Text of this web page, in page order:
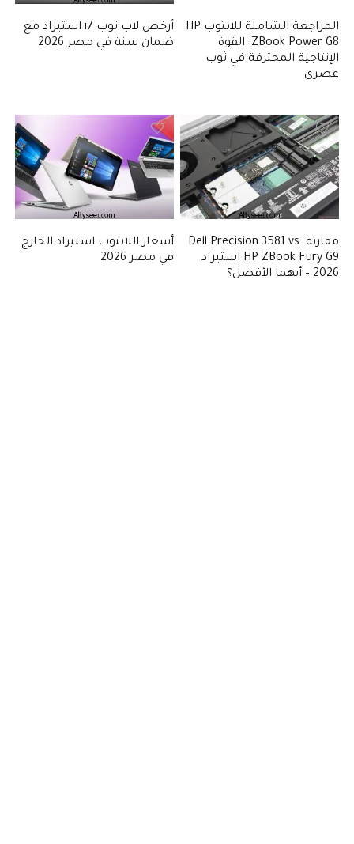
المراجعة الشاملة للابتوب HP
ZBook Power G8: القوة
الإنتاجية المحترفة في ثوب
عصري
أرخص لاب توب i7 استيراد مع
ضمان سنة في مصر 2026
مقارنة Dell Precision 3581 vs
HP ZBook Fury G9 استيراد
2026 – أيهما الأفضل؟
أسعار اللابتوب استيراد الخارج
في مصر 2026